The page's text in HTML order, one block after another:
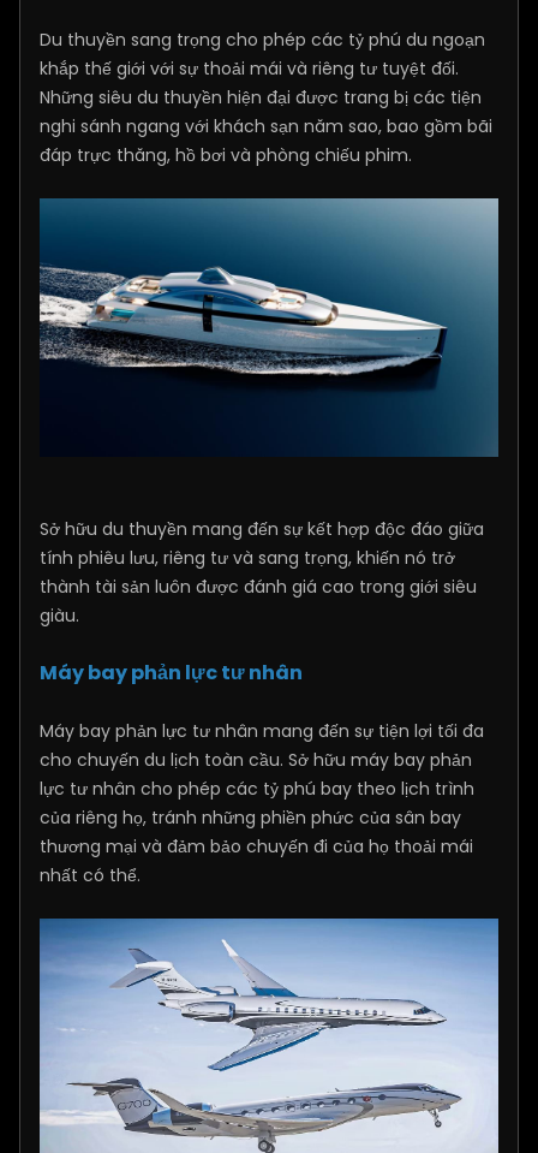
Du thuyền sang trọng cho phép các tỷ phú du ngoạn
khắp thế giới với sự thoải mái và riêng tư tuyệt đối.
Những siêu du thuyền hiện đại được trang bị các tiện
nghi sánh ngang với khách sạn năm sao, bao gồm bãi
đáp trực thăng, hồ bơi và phòng chiếu phim.
​Sở hữu du thuyền mang đến sự kết hợp độc đáo giữa
tính phiêu lưu, riêng tư và sang trọng, khiến nó trở
thành tài sản luôn được đánh giá cao trong giới siêu
giàu.
Máy bay phản lực tư nhân
Máy bay phản lực tư nhân mang đến sự tiện lợi tối đa
cho chuyến du lịch toàn cầu. Sở hữu máy bay phản
lực tư nhân cho phép các tỷ phú bay theo lịch trình
của riêng họ, tránh những phiền phức của sân bay
thương mại và đảm bảo chuyến đi của họ thoải mái
nhất có thể.